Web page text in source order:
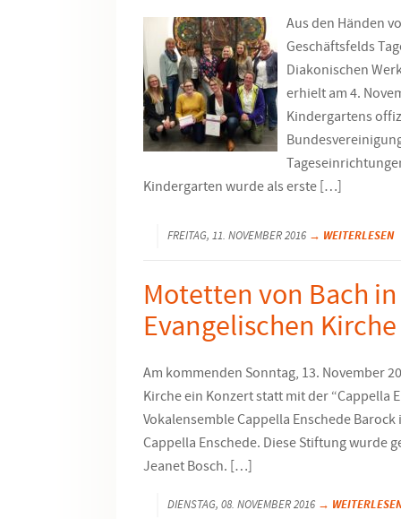
Aus den Händen
Geschäftsfelds
Diakonischen
erhielt am 4.
Kindergartens
Kindergarten wurde als erste […]
FREITAG, 11. NOVEMBER 2016 → WEITERLESEN
Motetten von Bach
Evangelischen Kirche
Am kommenden Sonntag, 13. November
Kirche ein Konzert statt mit der “Cappella
Vokalensemble Cappella Enschede
Cappella Enschede. Diese Stiftung wurde
Jeanet Bosch. […]
DIENSTAG, 08. NOVEMBER 2016 →